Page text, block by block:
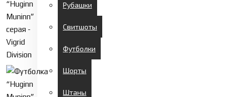
Рубашки
Свитшоты
Футболки
Шорты
Штаны